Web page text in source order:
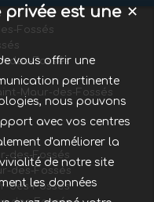
Fossés
des-Fossés
Maur-des-Fossés
des-Fossés
des-Fossés
des-Fossés
✕
privée est une
vous offrir une
pertinente
nous pouvons
avec vos centres
d'améliorer la
de notre site
les données